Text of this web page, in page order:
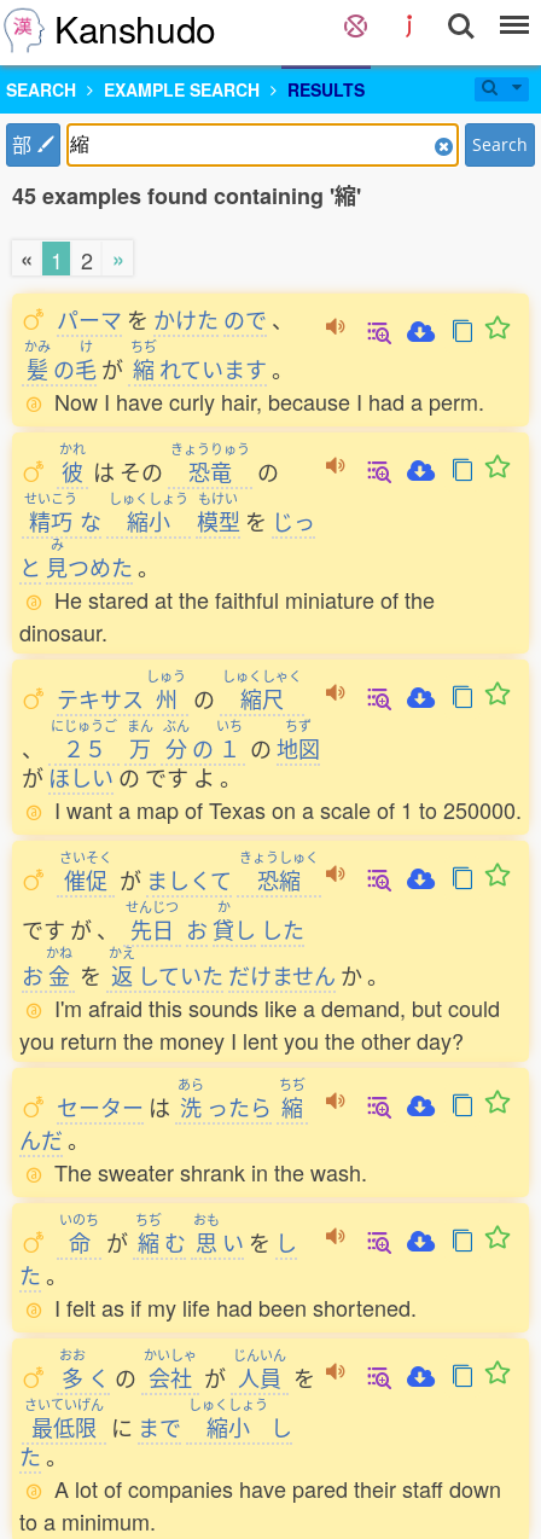
Kanshudo
SEARCH EXAMPLE SEARCH RESULTS
部 Search
45 examples found containing '縮'
« 1 2
»
パーマ を かけた ので 、
かみ
髪 の
け
毛が
ちぢ
縮 れています。
Now I have curly hair, because I had a perm.
かれ
彼 は その
きょうりゅう
恐竜 の
せいこう
精巧 な
しゅくしょう
縮小
もけい
模型 を じっ
と
み
見つめた。
He stared at the faithful miniature of the
dinosaur.
テキサス
しゅう
州 の
しゅくしゃく
縮尺
、
にじゅうご
２５
まん
万
ぶん
分の
いち
１ の
ちず
地図
が ほしい の です よ 。
I want a map of Texas on a scale of 1 to 250000.
さいそく
催促 が ましくて
きょうしゅく
恐縮
です が、
せんじつ
先日 お
か
貸し した
お
かね
金 を
かえ
返 していた だけません か。
I'm afraid this sounds like a demand, but could
you return the money I lent you the other day?
セーター は
あら
洗 ったら
ちぢ
縮
んだ。
The sweater shrank in the wash.
いのち
命 が
ちぢ
縮 む
おも
思 い を し
た。
I felt as if my life had been shortened.
おお
多 く の
かいしゃ
会社 が
じんいん
人員 を
さいていげん
最低限 に まで
しゅくしょう
縮小
し
た。
A lot of companies have pared their staff down
to a minimum.